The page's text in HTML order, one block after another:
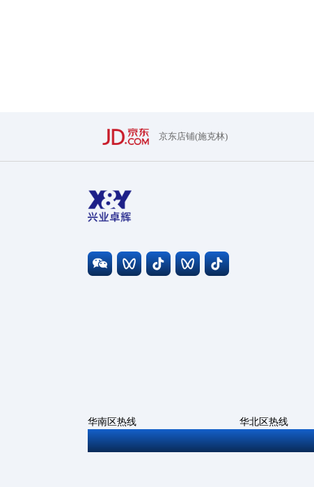
京东店铺(施克林)
华南区热线
0755-27806543
华北区热线
010-67866697